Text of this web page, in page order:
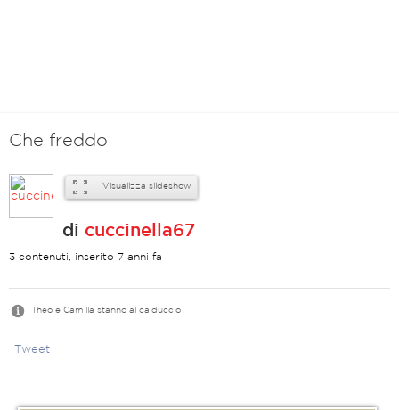
Che freddo
Visualizza slideshow
di cuccinella67
3 contenuti, inserito 7 anni fa
Theo e Camilla stanno al calduccio
Tweet